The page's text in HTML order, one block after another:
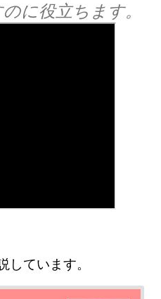
に役立ちます。
ています。